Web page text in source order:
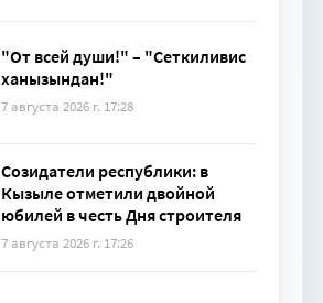
"От всей души!" – "Сеткиливис
ханызындан!"
7 августа 2026 г. 17:28
Созидатели республики: в
Кызыле отметили двойной
юбилей в честь Дня строителя
7 августа 2026 г. 17:26